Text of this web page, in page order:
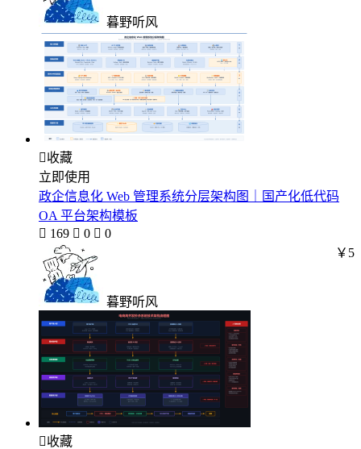
暮野听风
收藏
立即使用
政企信息化 Web 管理系统分层架构图｜国产化低代码
OA 平台架构模板
 169  0  0
暮野听风
￥5
收藏